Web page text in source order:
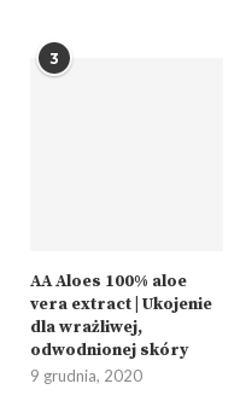
3
AA Aloes 100% aloe
vera extract | Ukojenie
dla wrażliwej,
odwodnionej skóry
9 grudnia, 2020